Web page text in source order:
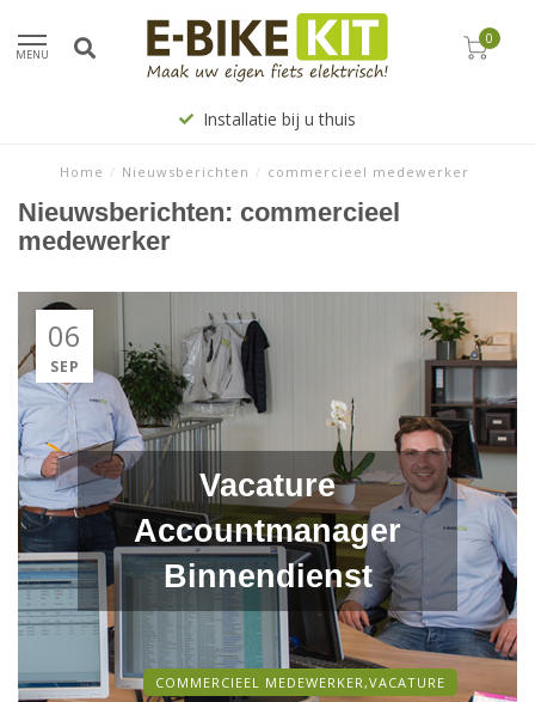
MENU
0
Installatie bij u thuis
Home / Nieuwsberichten / commercieel medewerker
Nieuwsberichten: commercieel
medewerker
06
SEP
Vacature
Accountmanager
Binnendienst
COMMERCIEEL MEDEWERKER,VACATURE